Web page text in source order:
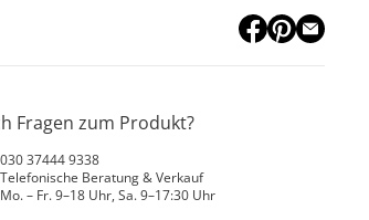
Fragen zum Produkt?
030 37444 9338
Telefonische Beratung & Verkauf
Mo. – Fr. 9–18 Uhr, Sa. 9–17:30 Uhr